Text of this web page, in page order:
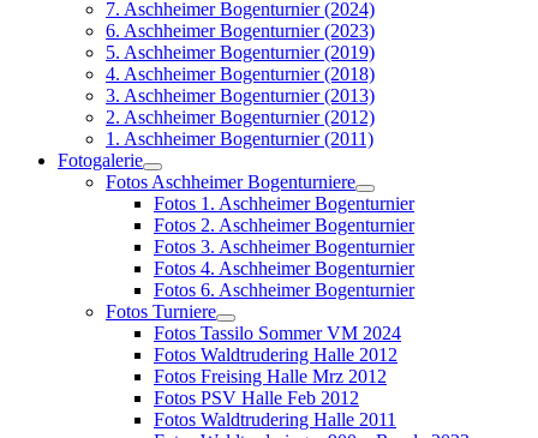
7. Aschheimer Bogenturnier (2024)
6. Aschheimer Bogenturnier (2023)
5. Aschheimer Bogenturnier (2019)
4. Aschheimer Bogenturnier (2018)
3. Aschheimer Bogenturnier (2013)
2. Aschheimer Bogenturnier (2012)
1. Aschheimer Bogenturnier (2011)
Fotogalerie
Fotos Aschheimer Bogenturniere
Fotos 1. Aschheimer Bogenturnier
Fotos 2. Aschheimer Bogenturnier
Fotos 3. Aschheimer Bogenturnier
Fotos 4. Aschheimer Bogenturnier
Fotos 6. Aschheimer Bogenturnier
Fotos Turniere
Fotos Tassilo Sommer VM 2024
Fotos Waldtrudering Halle 2012
Fotos Freising Halle Mrz 2012
Fotos PSV Halle Feb 2012
Fotos Waldtrudering Halle 2011